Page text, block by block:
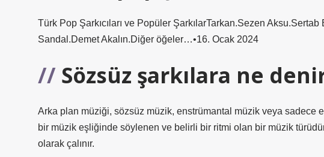
Türk Pop Şarkıcıları ve Popüler ŞarkılarTarkan.Sezen
Sandal.Demet Akalın.Diğer öğeler…•16. Ocak 2024
Sözsüz şarkılara ne
Arka plan müziği, sözsüz müzik, enstrümantal müzik veya sadece
bir müzik eşliğinde söylenen ve belirli bir ritmi olan bir müzik
olarak çalınır.